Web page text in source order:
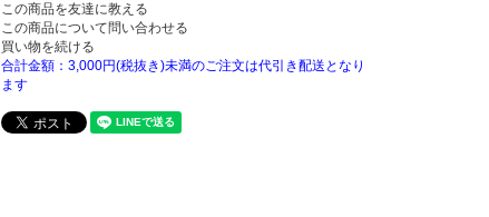
この商品を友達に教える
この商品について問い合わせる
買い物を続ける
合計金額：3,000円(税抜き)未満のご注文は代引き配送となり
ます